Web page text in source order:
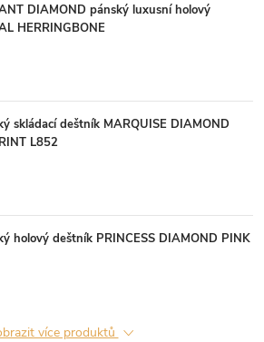
DIAMOND pánský luxusní holový
HERRINGBONE
skládací deštník MARQUISE DIAMOND
L852
holový deštník PRINCESS DIAMOND PINK
více produktů